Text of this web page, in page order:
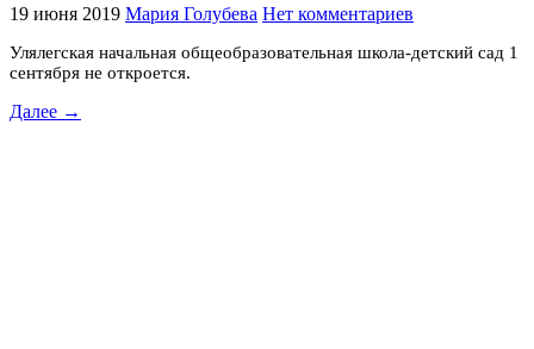
19 июня 2019 Мария Голубева Нет комментариев
Улялегская начальная общеобразовательная школа-детский сад 1
сентября не откроется.
Далее →